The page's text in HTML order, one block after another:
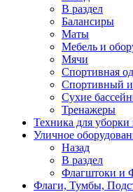
В раздел
Балансиры
Маты
Мебель и
Мячи
Спортивная
Спортивный
Сухие
Тренажеры
Техника для
Уличное
Назад
В раздел
Флагштоки и
Флаги, Тумбы,